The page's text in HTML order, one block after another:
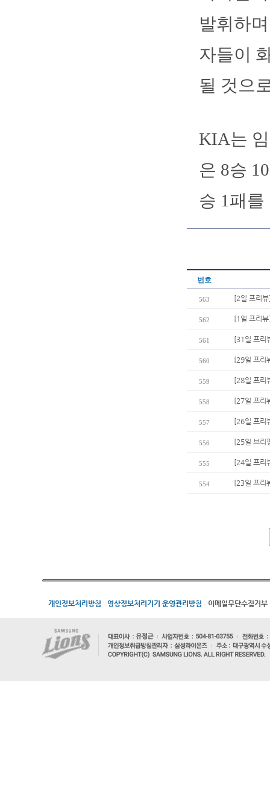
발휘하
자들이
될 것으
KIA는
은 8승
승 1패를
번호
563 [2일 프리
562 [1일 프리
561 [31일 프리
560 [29일 프리
559 [28일 프리
558 [27일 프리
557 [26일 프리
556 [25일 브리
555 [24일 프리
554 [23일 프리
개인정보처리방침 영상정보처리기기 운영관리방침 이메일무단수집거부